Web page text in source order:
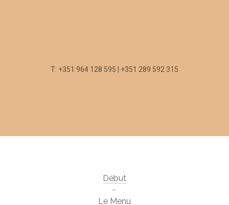
T: +351 964 128 595 | +351 289 592 315
Début
Le Menu